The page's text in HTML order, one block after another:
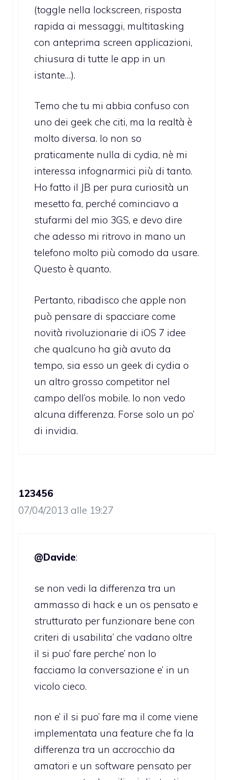
(toggle nella lockscreen, risposta
rapida ai messaggi, multitasking
con anteprima screen applicazioni,
chiusura di tutte le app in un
istante…).
Temo che tu mi abbia confuso con
uno dei geek che citi, ma la realtà è
molto diversa. Io non so
praticamente nulla di cydia, nè mi
interessa infognarmici più di tanto.
Ho fatto il JB per pura curiosità un
mesetto fa, perché cominciavo a
stufarmi del mio 3GS, e devo dire
che adesso mi ritrovo in mano un
telefono molto più comodo da usare.
Questo è quanto.
Pertanto, ribadisco che apple non
può pensare di spacciare come
novità rivoluzionarie di iOS 7 idee
che qualcuno ha già avuto da
tempo, sia esso un geek di cydia o
un altro grosso competitor nel
campo dell’os mobile. Io non vedo
alcuna differenza. Forse solo un po’
di invidia.
123456
07/04/2013 alle 19:27
@Davide:
se non vedi la differenza tra un
ammasso di hack e un os pensato e
strutturato per funzionare bene con
criteri di usabilita’ che vadano oltre
il si puo’ fare perche’ non lo
facciamo la conversazione e’ in un
vicolo cieco.
non e’ il si puo’ fare ma il come viene
implementata una feature che fa la
differenza tra un accrocchio da
amatori e un software pensato per